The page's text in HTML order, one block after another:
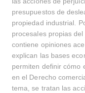
presupuestos de
propiedad industrial.
procesales propias
contiene opiniones
explican las bases
permiten definir cómo
en el Derecho
tema, se tratan las